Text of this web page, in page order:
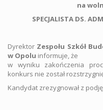
na
SPECJALISTA DS.
Dyrektor Zespołu Szkół
w Opolu informuje, że
w wyniku zakończenia
konkurs nie został
Kandydat zrezygnował z